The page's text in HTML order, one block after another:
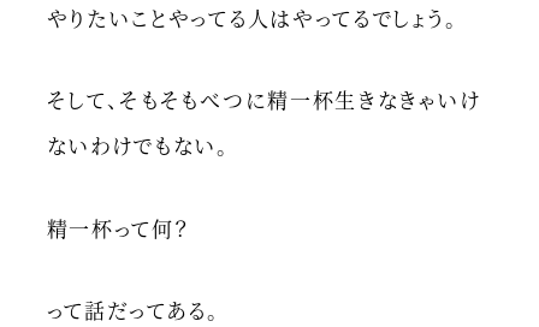
やりたいことやってる人はやってるでしょう。
そして、そもそもべつに精一杯生きなきゃいけ
ないわけでもない。
精一杯って何？
って話だってある。